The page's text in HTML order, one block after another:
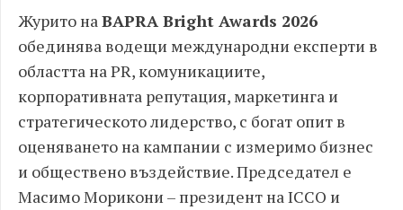
Журито наBAPRA Bright Awards 2026
обединява водещи международни експерти в
областта на PR, комуникациите,
корпоративната репутация, маркетинга и
стратегическото лидерство, с богат опит в
оценяването на кампании с измеримо бизнес
и обществено въздействие. Председател е
Масимо Морикони – президент на ICCO и